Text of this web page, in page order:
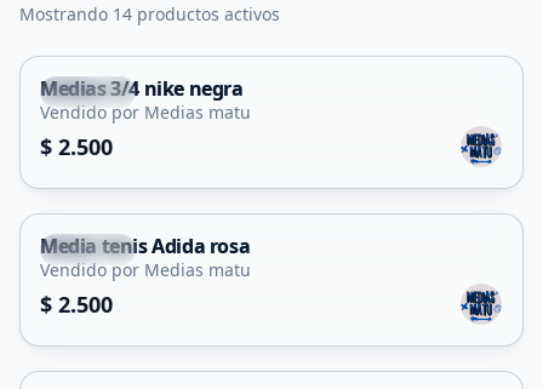
Mostrando 14 productos activos
Capital
Medias 3/4 nike negra
Vendido por Medias matu
$ 2.500
Capital
Media tenis Adida rosa
Vendido por Medias matu
$ 2.500